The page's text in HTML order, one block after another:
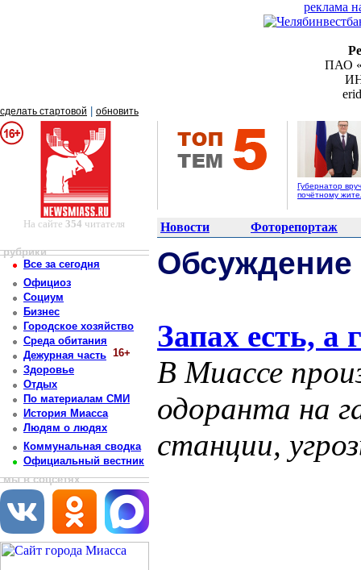
реклама
ПАО
сделать стартовой обновить
Губернатор
почётному
На сайте354 читателя Новости Фоторепортаж
рубрики
Все за сегодня
Официоз
Социум
Бизнес
Городское хозяйство
Среда обитания
Дежурная часть 16+
Здоровье
Отдых
По материалам СМИ
История Миасса
Людям о людях
Коммунальная сводка
Официальный вестник
мы в соцсетях
Запах есть, а
В Миассе
одоранта на
станции,